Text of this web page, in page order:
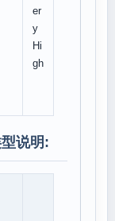
er
y
Hi
gh
说明: